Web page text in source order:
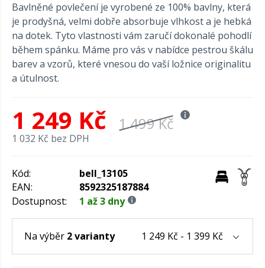
Bavlněné povlečení je vyrobené ze 100% bavlny, která
je prodyšná, velmi dobře absorbuje vlhkost a je hebká
na dotek. Tyto vlastnosti vám zaručí dokonalé pohodlí
během spánku. Máme pro vás v nabídce pestrou škálu
barev a vzorů, které vnesou do vaší ložnice originalitu
a útulnost.
1 249 Kč 1 499 Kč
1 032 Kč bez DPH
Kód:
bell_13105
EAN:
8592325187884
Dostupnost:
1 až 3 dny
Na výběr 2 varianty 1 249 Kč - 1 399 Kč